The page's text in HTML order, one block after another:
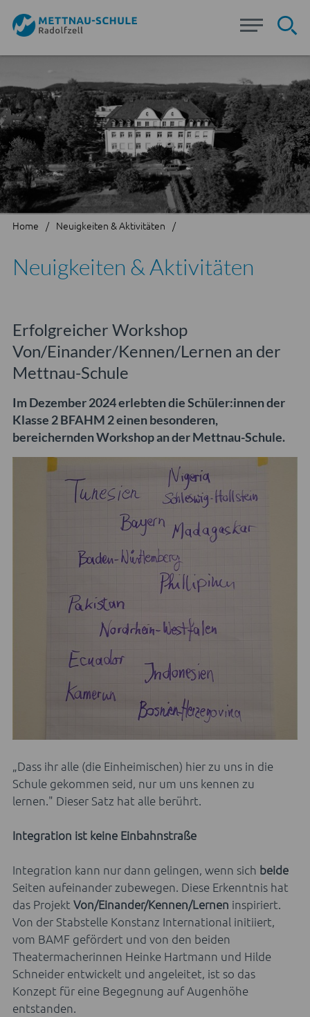
Home Neuigkeiten & Aktivitäten
Neuigkeiten & Aktivitäten
Erfolgreicher Workshop
Von/Einander/Kennen/Lernen an der
Mettnau-Schule
Im Dezember 2024 erlebten die Schüler:innen der
Klasse 2 BFAHM 2 einen besonderen,
bereichernden Workshop an der Mettnau-Schule.
„Dass ihr alle (die Einheimischen) hier zu uns in die
Schule gekommen seid, nur um uns kennen zu
lernen." Dieser Satz hat alle berührt.
Integration ist keine Einbahnstraße
Integration kann nur dann gelingen, wenn sich beide
Seiten aufeinander zubewegen. Diese Erkenntnis hat
das Projekt Von/Einander/Kennen/Lernen inspiriert.
Von der Stabstelle Konstanz International initiiert,
vom BAMF gefördert und von den beiden
Theatermacherinnen Heinke Hartmann und Hilde
Schneider entwickelt und angeleitet, ist so das
Konzept für eine Begegnung auf Augenhöhe
entstanden.